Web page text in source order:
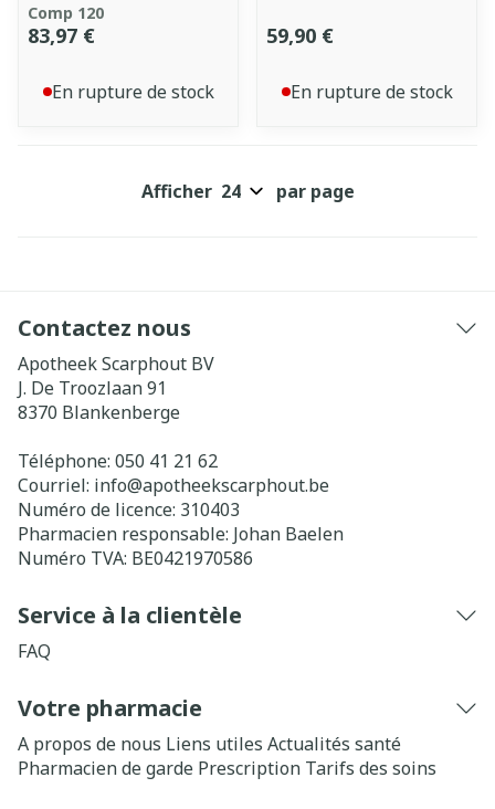
Comp 120
83,97 €
En rupture de stock
59,90 €
En rupture de stock
Afficher par page
Contactez nous
Apotheek Scarphout BV
J. De Troozlaan 91
8370 Blankenberge
Téléphone: 050 41 21 62
Courriel: info@apotheekscarphout.be
Numéro de licence: 310403
Pharmacien responsable: Johan Baelen
Numéro TVA: BE0421970586
Service à la clientèle
FAQ
Votre pharmacie
A propos de nous Liens utiles Actualités santé
Pharmacien de garde Prescription Tarifs des soins